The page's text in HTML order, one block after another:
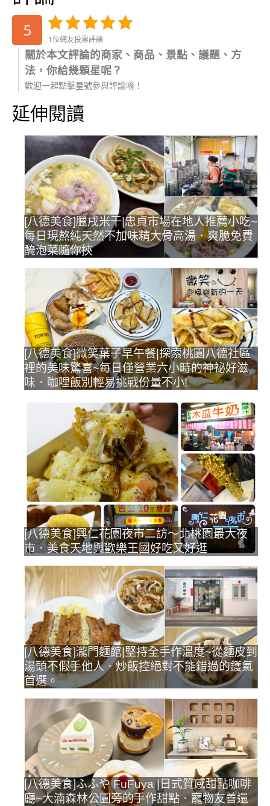
5 1位網友投票評論
關於本文評論的商家、商品、景點、議題、方
法，你給幾顆星呢？
歡迎一起點擊星號參與評論唷！
延伸閱讀
[八德美食]臘戌米干|忠貞市場在地人推薦小吃~
每日現熬純天然不加味精大骨高湯．爽脆免費
醃泡菜隨你挾
[八德美食]微笑葉子早午餐|探索桃園八德社區
裡的美味驚喜~每日僅營業六小時的神祕好滋
味．咖哩飯別輕易挑戰份量不小!
[八德美食]興仁花園夜市二訪～北桃園最大夜
市．美食天地與歡樂王國好吃又好逛
[八德美食]瀧門麵館|堅持全手作溫度~從麵皮到
湯頭不假手他人．炒飯控絕對不能錯過的鑊氣
首選。
[八德美食]ふふや FuFuya |日式質感甜點咖啡
廳~大湳森林公園旁的手作甜點．寵物友善還